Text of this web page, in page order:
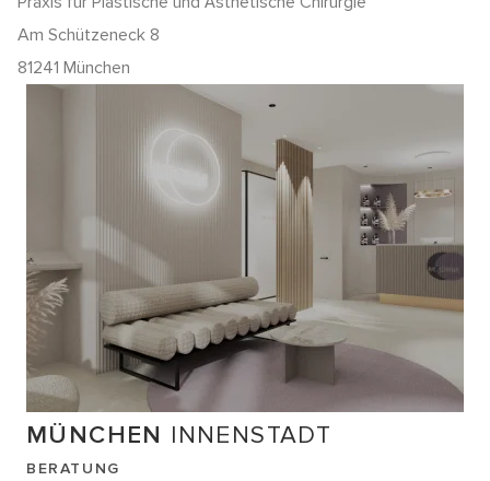
Am Schützeneck 8
81241 München
MÜNCHEN INNENSTADT
BERATUNG